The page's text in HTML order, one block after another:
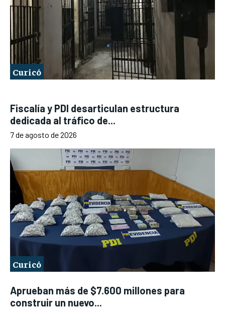
Curicó
Fiscalía y PDI desarticulan estructura
dedicada al tráfico de...
7 de agosto de 2026
Curicó
Aprueban más de $7.600 millones para
construir un nuevo...